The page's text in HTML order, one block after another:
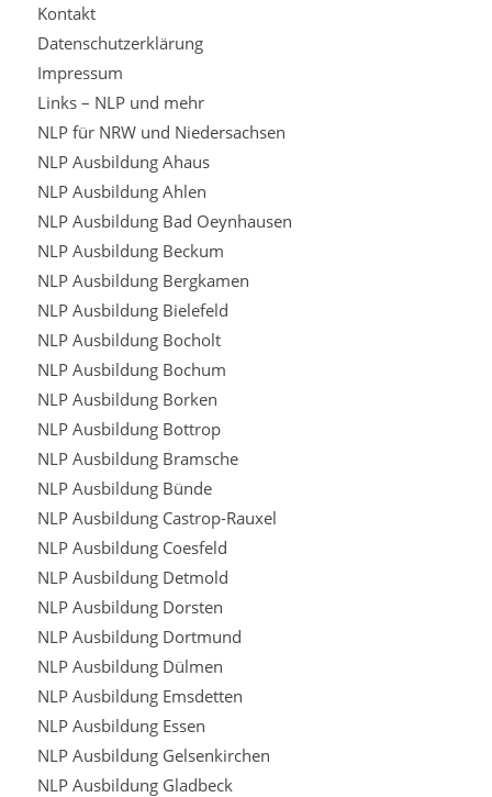
Kontakt
Datenschutzerklärung
Impressum
Links – NLP und mehr
NLP für NRW und Niedersachsen
NLP Ausbildung Ahaus
NLP Ausbildung Ahlen
NLP Ausbildung Bad Oeynhausen
NLP Ausbildung Beckum
NLP Ausbildung Bergkamen
NLP Ausbildung Bielefeld
NLP Ausbildung Bocholt
NLP Ausbildung Bochum
NLP Ausbildung Borken
NLP Ausbildung Bottrop
NLP Ausbildung Bramsche
NLP Ausbildung Bünde
NLP Ausbildung Castrop-Rauxel
NLP Ausbildung Coesfeld
NLP Ausbildung Detmold
NLP Ausbildung Dorsten
NLP Ausbildung Dortmund
NLP Ausbildung Dülmen
NLP Ausbildung Emsdetten
NLP Ausbildung Essen
NLP Ausbildung Gelsenkirchen
NLP Ausbildung Gladbeck